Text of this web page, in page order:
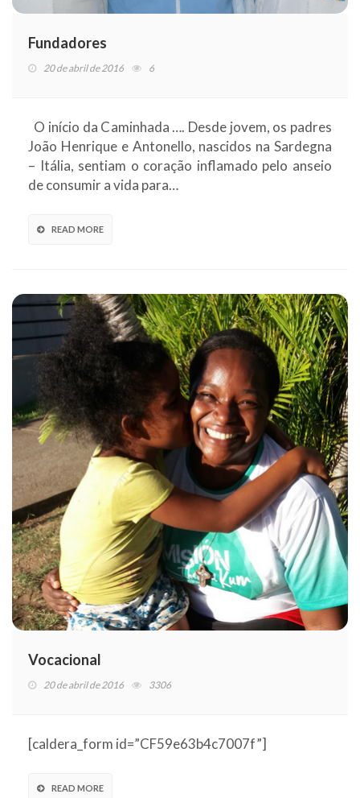
Fundadores
20 de abril de 2016 6
O início da Caminhada …. Desde jovem, os padres
João Henrique e Antonello, nascidos na Sardegna
– Itália, sentiam o coração inflamado pelo anseio
de consumir a vida para…
READ MORE
Vocacional
20 de abril de 2016 3306
[caldera_form id=”CF59e63b4c7007f”]
READ MORE